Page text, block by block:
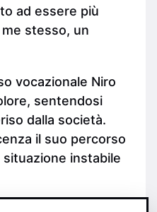
ad essere più
stesso, un
vocazionale Niro
sentendosi
dalla società.
il suo percorso
instabile